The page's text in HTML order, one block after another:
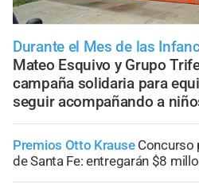
Durante el Mes de las
Mateo Esquivo y Grupo
campaña solidaria para
seguir acompañando a
Premios Otto Krause Concurso
de Santa Fe: entregarán $8